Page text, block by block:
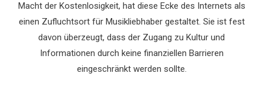
Macht der Kostenlosigkeit, hat diese Ecke des Internets als
einen Zufluchtsort für Musikliebhaber gestaltet. Sie ist fest
davon überzeugt, dass der Zugang zu Kultur und
Informationen durch keine finanziellen Barrieren
eingeschränkt werden sollte.